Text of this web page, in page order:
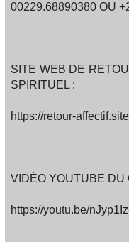
00229.68890380 OU
SITE WEB DE
SPIRITUEL :
https://retour-
VIDÉO YOUTUBE DU
https://youtu.be/